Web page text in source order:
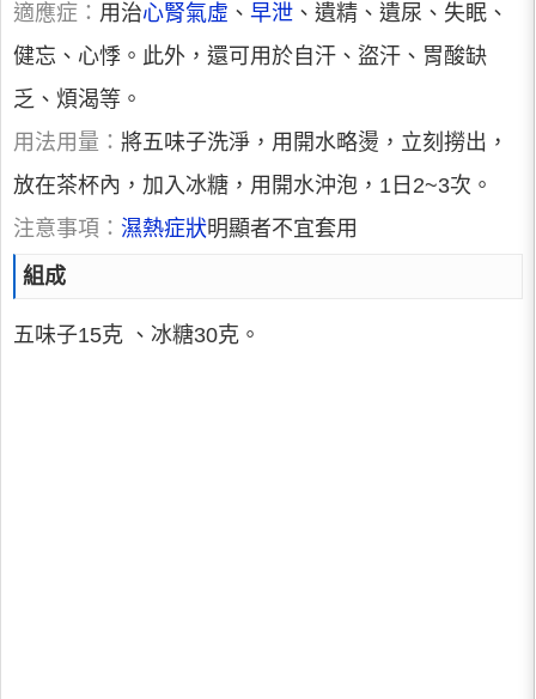
適應症： 用治心腎氣虛 、 早泄 、遺精、遺尿、失眠、
健忘、心悸。此外，還可用於自汗、盜汗、胃酸缺
乏、煩渴等。
用法用量： 將五味子洗淨，用開水略燙，立刻撈出，
放在茶杯內，加入冰糖，用開水沖泡，1日2~3次。
注意事項： 濕熱症狀明顯者不宜套用
組成
五味子15克 、冰糖30克。